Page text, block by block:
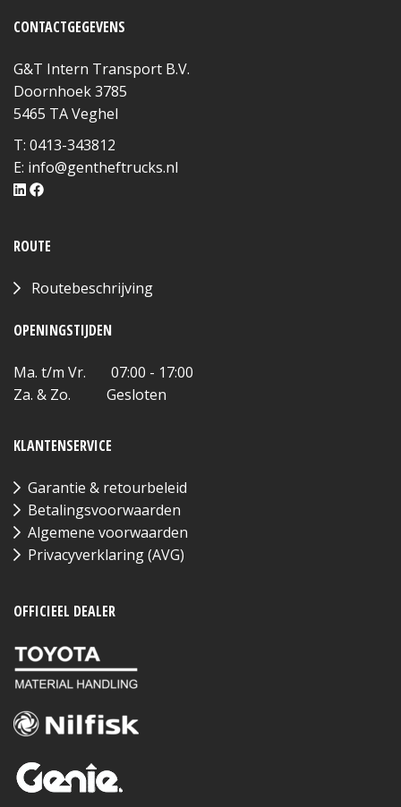
CONTACTGEGEVENS
G&T Intern Transport B.V.
Doornhoek 3785
5465 TA Veghel
T: 0413-343812
E: info@gentheftrucks.nl
ROUTE
Routebeschrijving
OPENINGSTIJDEN
Ma. t/m Vr. 07:00 - 17:00
Za. & Zo. Gesloten
KLANTENSERVICE
Garantie & retourbeleid
Betalingsvoorwaarden
Algemene voorwaarden
Privacyverklaring (AVG)
OFFICIEEL DEALER